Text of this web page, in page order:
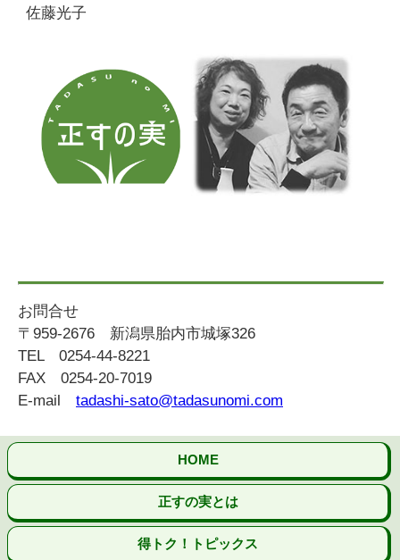
佐藤光子
お問合せ
〒959-2676 新潟県胎内市城塚326
TEL 0254-44-8221
FAX 0254-20-7019
E-mail tadashi-sato@tadasunomi.com
HOME
正すの実とは
得トク！トピックス